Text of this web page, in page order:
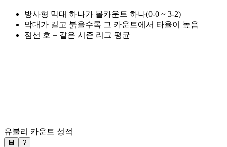
방사형 막대 하나가 볼카운트 하나(0-0 ~ 3-2)
막대가 길고 붉을수록 그 카운트에서 타율이 높음
점선 호 = 같은 시즌 리그 평균
유불리 카운트 성적
💾 ?